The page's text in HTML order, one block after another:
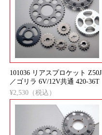
101036 リアスプロケット Z50J
／ゴリラ 6V/12V共通 420-36T
¥2,530（税込）